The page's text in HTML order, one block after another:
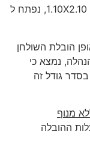
מידות השולחן 1.10X2.10, נפתח ל
הובלת השולחן
נמצא כי
גודל זה
מנוף
ההובלה